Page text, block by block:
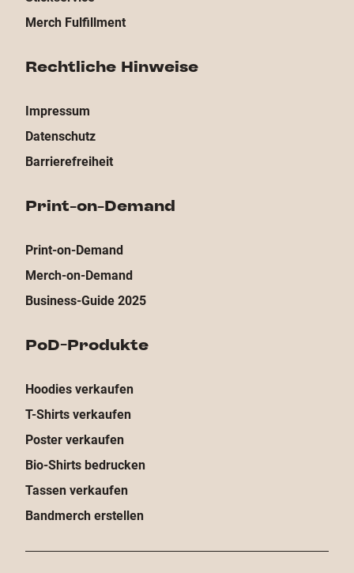
Merch Fulfillment
Rechtliche Hinweise
Impressum
Datenschutz
Barrierefreiheit
Print-on-Demand
Print-on-Demand
Merch-on-Demand
Business-Guide 2025
PoD-Produkte
Hoodies verkaufen
T-Shirts verkaufen
Poster verkaufen
Bio-Shirts bedrucken
Tassen verkaufen
Bandmerch erstellen